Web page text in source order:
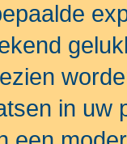
in uw